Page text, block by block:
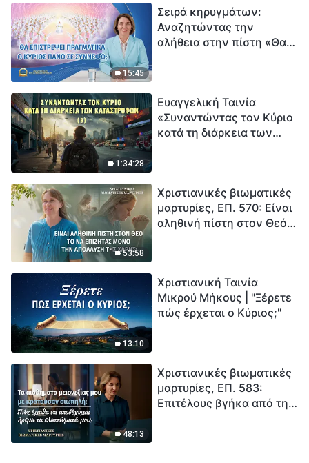
15:45
Σειρά κηρυγμάτων:
Αναζητώντας την
αλήθεια στην πίστη «Θα
1:34:28
Ευαγγελική Ταινία
«Συναντώντας τον Κύριο
κατά τη διάρκεια των
εξαφάνισης». Οι
καταστροφές χτυπούν.
Ξεκινά η αντίστροφη
53:58
Χριστιανικές βιωματικές
μαρτυρίες, ΕΠ. 570: Είναι
αληθινή πίστη στον Θεό
13:10
Χριστιανική Ταινία
Μικρού Μήκους | "Ξέρετε
πώς έρχεται ο Κύριος;"
48:13
Χριστιανικές βιωματικές
μαρτυρίες, ΕΠ. 583:
Επιτέλους βγήκα από τη